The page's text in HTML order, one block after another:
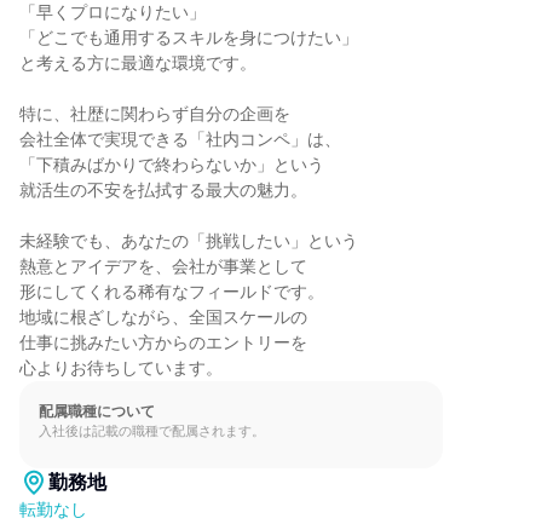
「早くプロになりたい」
「どこでも通用するスキルを身につけたい」
と考える方に最適な環境です。
特に、社歴に関わらず自分の企画を
会社全体で実現できる「社内コンペ」は、
「下積みばかりで終わらないか」という
就活生の不安を払拭する最大の魅力。
未経験でも、あなたの「挑戦したい」という
熱意とアイデアを、会社が事業として
形にしてくれる稀有なフィールドです。
地域に根ざしながら、全国スケールの
仕事に挑みたい方からのエントリーを
心よりお待ちしています。
配属職種について
入社後は記載の職種で配属されます。
勤務地
転勤なし